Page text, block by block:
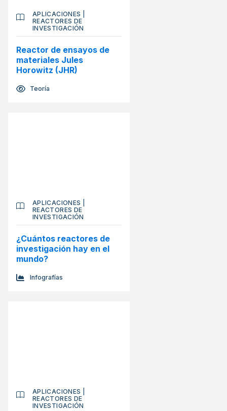
APLICACIONES
REACTORES DE
INVESTIGACIÓN
Reactor de ensayos de
materiales Jules
Horowitz (JHR)
Teoría
APLICACIONES
REACTORES DE
INVESTIGACIÓN
¿Cuántos reactores de
investigación hay en el
mundo?
Infografías
APLICACIONES
REACTORES DE
INVESTIGACIÓN